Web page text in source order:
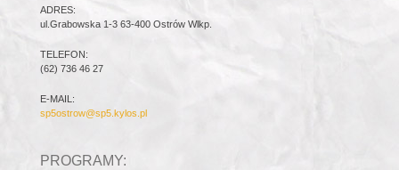
ADRES:
ul.Grabowska 1-3 63-400 Ostrów Wlkp.
TELEFON:
(62) 736 46 27
E-MAIL:
sp5ostrow@sp5.kylos.pl
PROGRAMY: